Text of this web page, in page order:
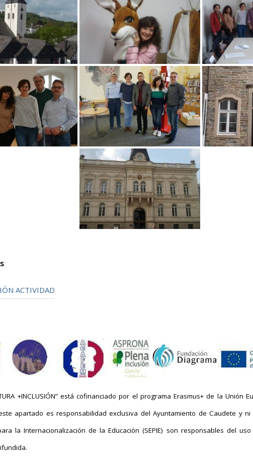
ACTIVIDAD
+INCLUSIÓN” está cofinanciado por el programa Erasmus+ de la Unión
apartado es responsabilidad exclusiva del Ayuntamiento de Caudete y ni
la Internacionalización de la Educación (SEPIE) son responsables del